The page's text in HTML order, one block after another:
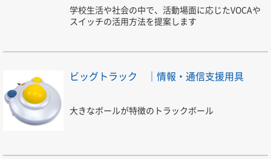
学校生活や社会の中で、活動場面に応じたVOCAや
スイッチの活用方法を提案します
ビッグトラック ｜情報・通信支援用具
大きなボールが特徴のトラックボール